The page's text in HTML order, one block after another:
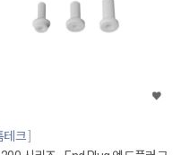
테크